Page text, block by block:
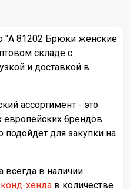
"А 81202 Брюки женские
складе с
и доставкой в
ассортимент - это
брендов
подойдет для закупки на
всегда в наличии
хенда в количестве